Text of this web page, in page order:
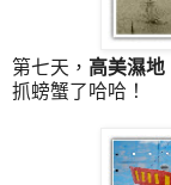
第七天， 高美濕地
抓螃蟹了哈哈！